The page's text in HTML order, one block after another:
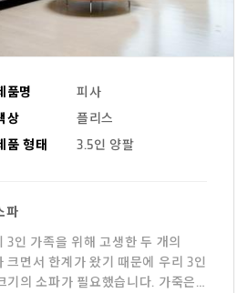
품명
피사
상
플리스
품 형태
3.5인 양팔
파
3인 가족을 위해 고생한 두 개의
크면서 한계가 왔기 때문에 우리 3인
기의 소파가 필요했습니다. 가죽은